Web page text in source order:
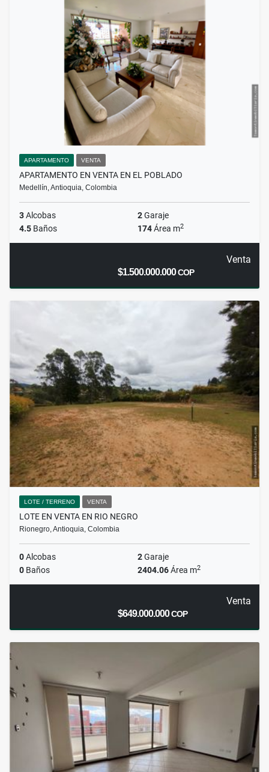
APARTAMENTO VENTA
APARTAMENTO EN VENTA EN EL POBLADO
Medellín, Antioquia, Colombia
3Alcobas 2Garaje
4.5 Baños 174Área m2
Venta
$1.500.000.000COP
LOTE / TERRENO VENTA
LOTE EN VENTA EN RIO NEGRO
Rionegro, Antioquia, Colombia
0Alcobas 2Garaje
0 Baños 2404.06Área m2
Venta
$649.000.000COP